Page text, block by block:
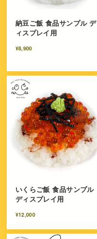
納豆ご飯 食品サンプル デ
ィスプレイ用
¥8,900
いくらご飯 食品サンプル
ディスプレイ用
¥12,000